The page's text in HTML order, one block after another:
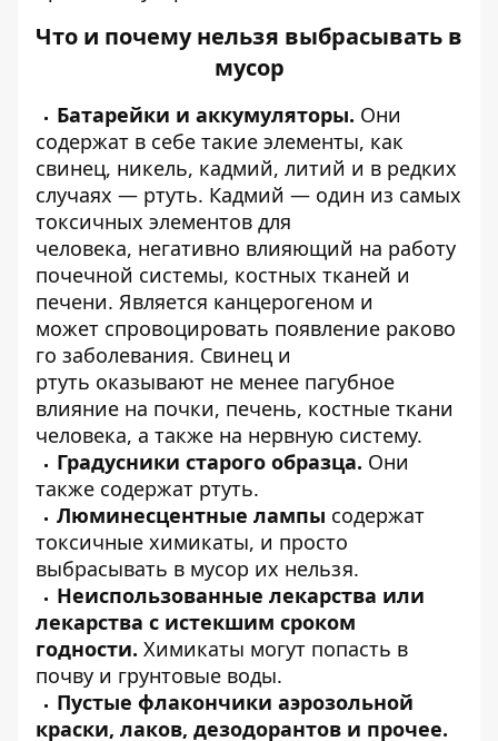
Что и почему нельзя выбрасывать в
мусор
Батарейки и аккумуляторы. Они
содержат в себе такие элементы, как
свинец, никель, кадмий, литий и в редких
случаях — ртуть. Кадмий — один из самых
токсичных элементов для
человека, негативно влияющий на работу
почечной системы, костных тканей и
печени. Является канцерогеном и
может спровоцировать появление раково
го заболевания. Свинец и
ртуть оказывают не менее пагубное
влияние на почки, печень, костные ткани
человека, а также на нервную систему.
Градусники старого образца. Они
также содержат ртуть.
Люминесцентные лампы содержат
токсичные химикаты, и просто
выбрасывать в мусор их нельзя.
Неиспользованные лекарства или
лекарства с истекшим сроком
годности. Химикаты могут попасть в
почву и грунтовые воды.
Пустые флакончики аэрозольной
краски, лаков, дезодорантов и прочее.